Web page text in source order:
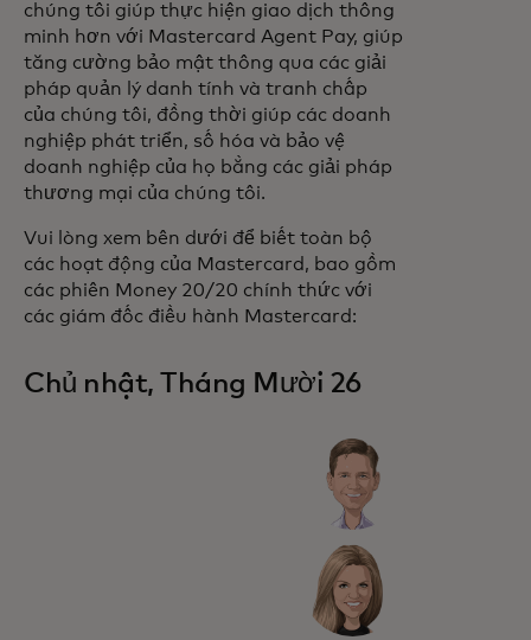
chúng tôi giúp thực hiện giao dịch thông
minh hơn với Mastercard Agent Pay, giúp
tăng cường bảo mật thông qua các giải
pháp quản lý danh tính và tranh chấp
của chúng tôi, đồng thời giúp các doanh
nghiệp phát triển, số hóa và bảo vệ
doanh nghiệp của họ bằng các giải pháp
thương mại của chúng tôi.
Vui lòng xem bên dưới để biết toàn bộ
các hoạt động của Mastercard, bao gồm
các phiên Money 20/20 chính thức với
các giám đốc điều hành Mastercard:
Chủ nhật, Tháng Mười 26